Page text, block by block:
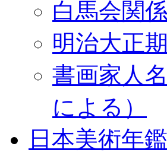
白馬会関
明治大正
書画家人
による）
日本美術年鑑